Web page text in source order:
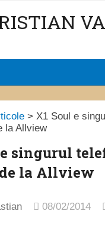
>X1 Soul e
la Allview
singurul
la Allview
08/02/2014